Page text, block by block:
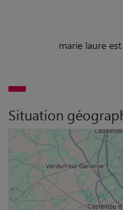
marie laure
Situation